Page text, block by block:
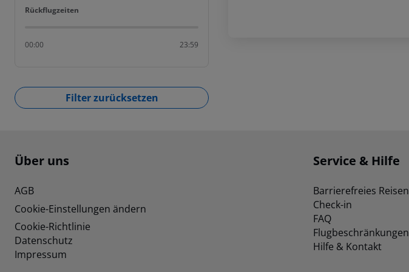
Rückflugzeiten
Rückflugzeiten
00:00 23:59
Filter zurücksetzen
Footer navigation
Über uns
AGB
Cookie-Einstellungen ändern
Cookie-Richtlinie
Datenschutz
Impressum
Service & Hilfe
Barrierefreies Reisen
Check-in
FAQ
Flugbeschränkungen
Hilfe & Kontakt